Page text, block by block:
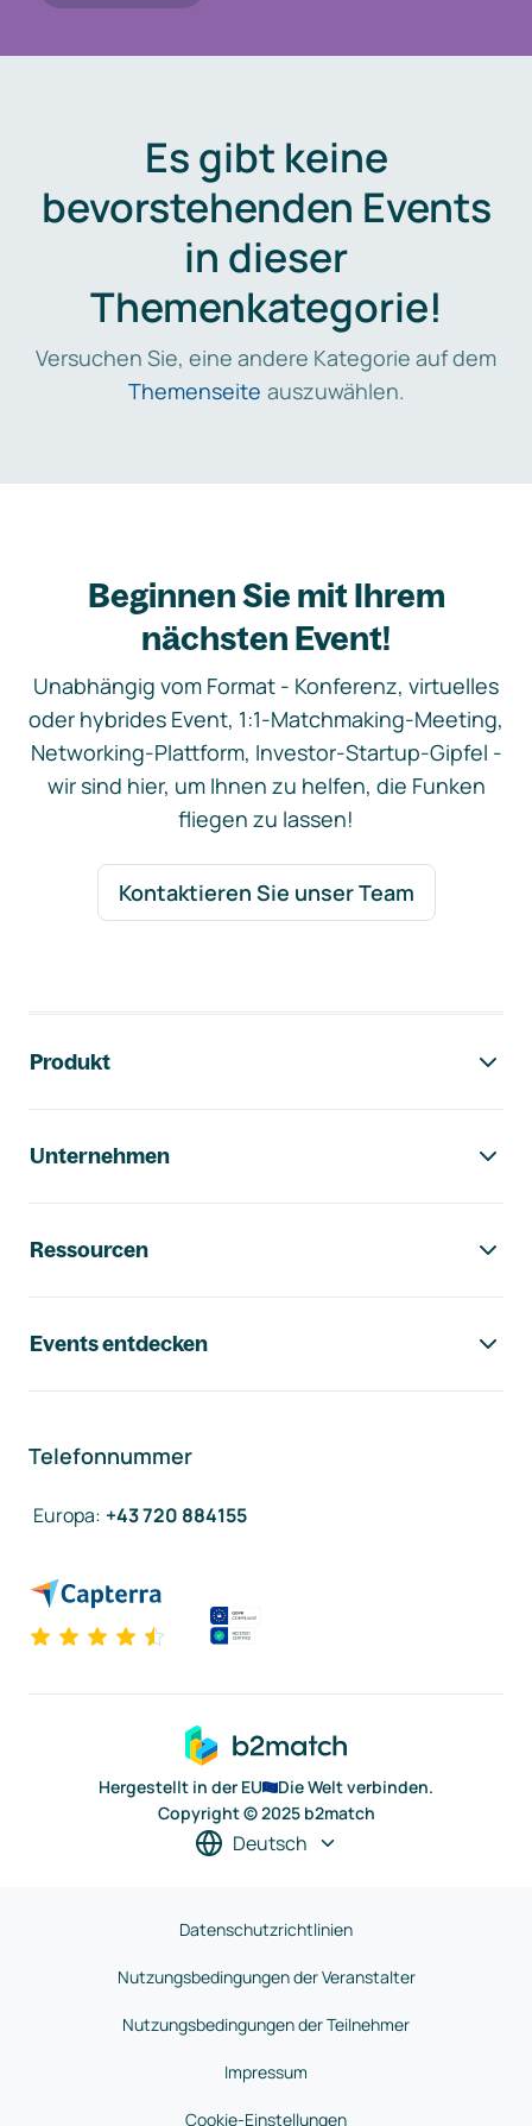
Es gibt keine
bevorstehenden Events
in dieser
Themenkategorie!
Versuchen Sie, eine andere Kategorie auf dem
Themenseite auszuwählen.
Beginnen Sie mit Ihrem
nächsten Event!
Unabhängig vom Format - Konferenz, virtuelles
oder hybrides Event, 1:1-Matchmaking-Meeting,
Networking-Plattform, Investor-Startup-Gipfel -
wir sind hier, um Ihnen zu helfen, die Funken
fliegen zu lassen!
Kontaktieren Sie unser Team
Produkt
Unternehmen
Ressourcen
Events entdecken
Telefonnummer
Europa: +43 720 884155
Hergestellt in der EU
Die Welt verbinden.
Copyright © 2025 b2match
Deutsch
Datenschutzrichtlinien
Nutzungsbedingungen der Veranstalter
Nutzungsbedingungen der Teilnehmer
Impressum
Cookie-Einstellungen